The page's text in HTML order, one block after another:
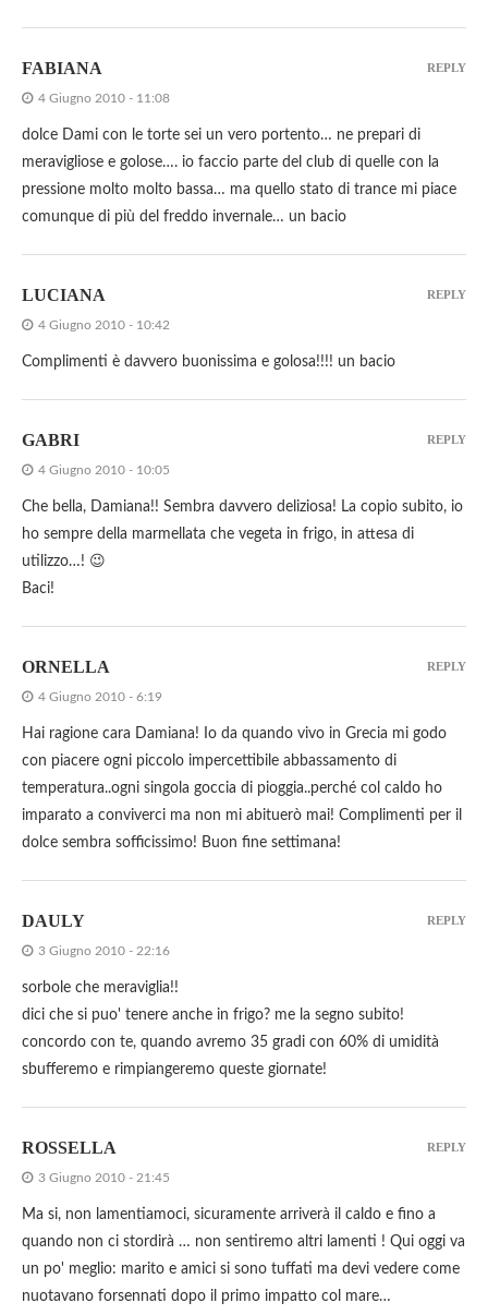
FABIANA
4 Giugno 2010 - 11:08
dolce Dami con le torte sei un vero portento… ne prepari di
meravigliose e golose…. io faccio parte del club di quelle con la
pressione molto molto bassa… ma quello stato di trance mi piace
comunque di più del freddo invernale… un bacio
REPLY
LUCIANA
4 Giugno 2010 - 10:42
Complimenti è davvero buonissima e golosa!!!! un bacio
REPLY
GABRI
4 Giugno 2010 - 10:05
Che bella, Damiana!! Sembra davvero deliziosa! La copio subito, io
ho sempre della marmellata che vegeta in frigo, in attesa di
utilizzo…! 😉
Baci!
REPLY
ORNELLA
4 Giugno 2010 - 6:19
Hai ragione cara Damiana! Io da quando vivo in Grecia mi godo
con piacere ogni piccolo impercettibile abbassamento di
temperatura..ogni singola goccia di pioggia..perché col caldo ho
imparato a conviverci ma non mi abituerò mai! Complimenti per il
dolce sembra sofficissimo! Buon fine settimana!
REPLY
DAULY
3 Giugno 2010 - 22:16
sorbole che meraviglia!!
dici che si puo' tenere anche in frigo? me la segno subito!
concordo con te, quando avremo 35 gradi con 60% di umidità
sbufferemo e rimpiangeremo queste giornate!
REPLY
ROSSELLA
3 Giugno 2010 - 21:45
Ma si, non lamentiamoci, sicuramente arriverà il caldo e fino a
quando non ci stordirà … non sentiremo altri lamenti ! Qui oggi va
un po' meglio: marito e amici si sono tuffati ma devi vedere come
nuotavano forsennati dopo il primo impatto col mare…
REPLY